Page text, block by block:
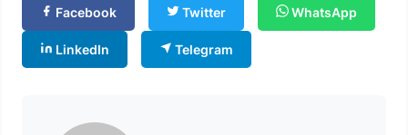
Facebook Twitter WhatsApp
LinkedIn Telegram